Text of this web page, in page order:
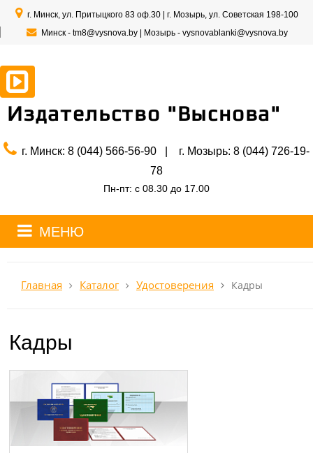
г. Минск, ул. Притыцкого 83 оф.30 | г. Мозырь, ул. Советская 198-100
Минск - tm8@vysnova.by | Мозырь - vysnovablanki@vysnova.by
Издательство "Выснова"
г. Минск: 8 (044) 566-56-90 | г. Мозырь: 8 (044) 726-19-
78
Пн-пт: с 08.30 до 17.00
МЕНЮ
Главная Каталог Удостоверения Кадры
Кадры